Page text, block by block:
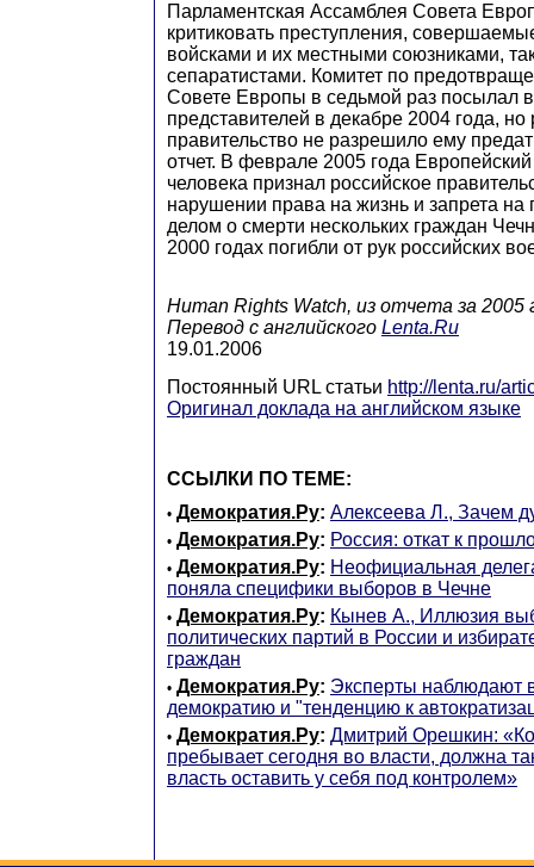
Парламентская Ассамблея Совета
критиковать преступления,
войсками и их местными союзниками,
сепаратистами. Комитет по
Совете Европы в седьмой раз посылал
представителей в декабре 2004 года, но
правительство не разрешило ему
отчет. В феврале 2005 года
человека признал российское
нарушении права на жизнь и запрета на
делом о смерти нескольких граждан
2000 годах погибли от рук российских
Human Rights Watch, из отчета за 2005
Перевод с английского Lenta.Ru
19.01.2006
Постоянный URL статьи http://lenta.ru/
Оригинал доклада на английском языке
ССЫЛКИ ПО ТЕМЕ:
• Демократия.Ру: Алексеева Л., Зачем
• Демократия.Ру: Россия: откат к
• Демократия.Ру: Неофициальная
поняла специфики выборов в Чечне
• Демократия.Ру: Кынев А., Иллюзия
политических партий в России и
граждан
• Демократия.Ру: Эксперты наблюдают
демократию и "тенденцию к
• Демократия.Ру: Дмитрий Орешкин:
пребывает сегодня во власти, должна
власть оставить у себя под контролем»